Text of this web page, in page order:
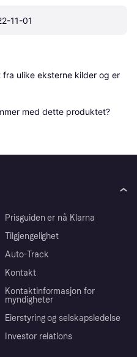
11-01
ulike eksterne kilder og er
med dette produktet?
Prisguiden er nå Klarna
Tilgjengelighet
Auto-Track
Kontakt
Kontaktinformasjon for
myndigheter
Eierstyring og selskapsledelse
Investor relations